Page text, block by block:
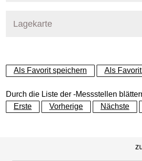
Lagekarte
+
−
Als Favorit speichern Als
Durch die Liste der -Messstellen
Erste
Vorherige Nächste